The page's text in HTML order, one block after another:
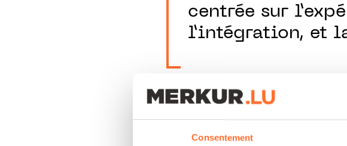
Consentement
centrée sur
l’intégration, et
création de Microtis ?